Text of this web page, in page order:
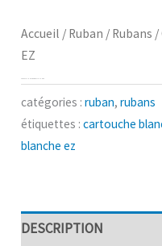
Accueil / Ruban / Rubans /
EZ
CARTOUCHE FARGO BLANCHE EZ
catégories :ruban,rubans
étiquettes :cartouche
blanche ez
DESCRIPTION